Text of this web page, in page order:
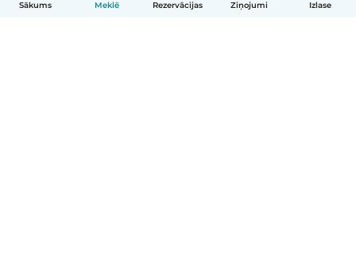
Sākums Meklē Rezervācijas Ziņojumi Izlase